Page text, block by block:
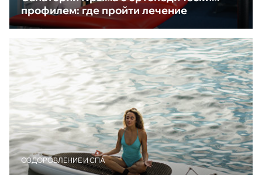
профилем: где пройти лечение
ОЗДОРОВЛЕНИЕ И СПА